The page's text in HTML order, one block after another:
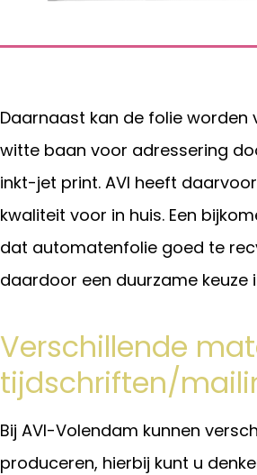
Daarnaast kan de folie worden
witte baan voor adressering
inkt-jet print. AVI heeft
kwaliteit voor in huis. Een
dat automatenfolie goed te
daardoor een duurzame keuze
Verschillende
tijdschriften/
Bij AVI-Volendam kunnen
produceren, hierbij kunt u